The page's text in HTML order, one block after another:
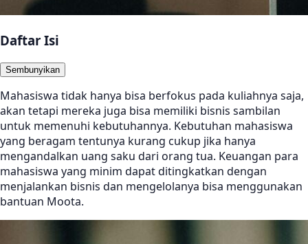
Daftar Isi
Sembunyikan
Mahasiswa tidak hanya bisa berfokus pada kuliahnya saja,
akan tetapi mereka juga bisa memiliki bisnis sambilan
untuk memenuhi kebutuhannya. Kebutuhan mahasiswa
yang beragam tentunya kurang cukup jika hanya
mengandalkan uang saku dari orang tua. Keuangan para
mahasiswa yang minim dapat ditingkatkan dengan
menjalankan bisnis dan mengelolanya bisa menggunakan
bantuan Moota.